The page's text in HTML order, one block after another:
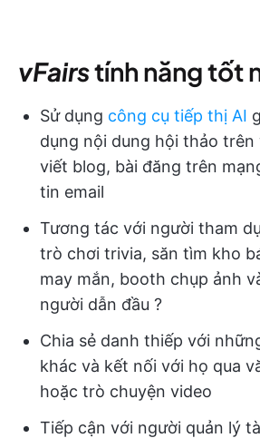
vFairstính năng tốt
Sử dụng công cụ tiếp thị AI
dụng nội dung hội thảo trên
viết blog, bài đăng trên
tin email
Tương tác với người tham
trò chơi trivia, săn tìm kho
may mắn, booth chụp ảnh
người dẫn đầu ?
Chia sẻ danh thiếp với
khác và kết nối với họ qua
hoặc trò chuyện video
Tiếp cận với người quản lý